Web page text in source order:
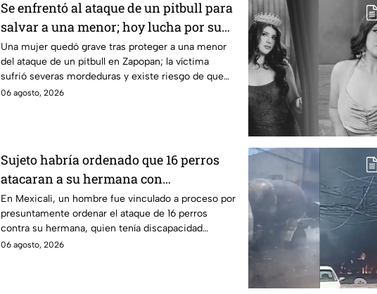
Se enfrentó al ataque de un pitbull para
salvar a una menor; hoy lucha por su
vida en Zapopan
Una mujer quedó grave tras proteger a una menor
del ataque de un pitbull en Zapopan; la víctima
sufrió severas mordeduras y existe riesgo de que
pierda un brazo.
06 agosto, 2026
Sujeto habría ordenado que 16 perros
atacaran a su hermana con
discapacidad en Mexicali, BC
En Mexicali, un hombre fue vinculado a proceso por
presuntamente ordenar el ataque de 16 perros
contra su hermana, quien tenía discapacidad
auditiva.
06 agosto, 2026